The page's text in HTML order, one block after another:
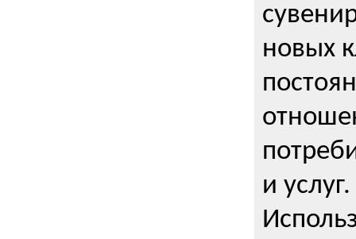
новых
и услуг.